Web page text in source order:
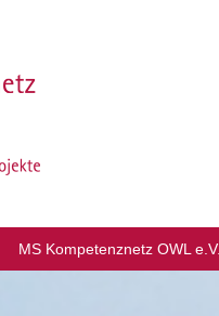
MS Kompetenznetz OWL e.V.